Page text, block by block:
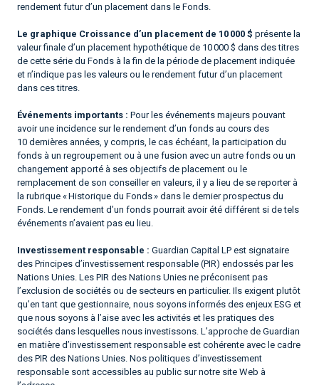
rendement futur d’un placement dans le Fonds.
Le graphique Croissance d’un placement de 10 000 $ présente la
valeur finale d’un placement hypothétique de 10 000 $ dans des titres
de cette série du Fonds à la fin de la période de placement indiquée
et n’indique pas les valeurs ou le rendement futur d’un placement
dans ces titres.
Événements importants : Pour les événements majeurs pouvant
avoir une incidence sur le rendement d’un fonds au cours des
10 dernières années, y compris, le cas échéant, la participation du
fonds à un regroupement ou à une fusion avec un autre fonds ou un
changement apporté à ses objectifs de placement ou le
remplacement de son conseiller en valeurs, il y a lieu de se reporter à
la rubrique « Historique du Fonds » dans le dernier prospectus du
Fonds. Le rendement d’un fonds pourrait avoir été différent si de tels
événements n’avaient pas eu lieu.
Investissement responsable : Guardian Capital LP est signataire
des Principes d’investissement responsable (PIR) endossés par les
Nations Unies. Les PIR des Nations Unies ne préconisent pas
l’exclusion de sociétés ou de secteurs en particulier. Ils exigent plutôt
qu’en tant que gestionnaire, nous soyons informés des enjeux ESG et
que nous soyons à l’aise avec les activités et les pratiques des
sociétés dans lesquelles nous investissons. L’approche de Guardian
en matière d’investissement responsable est cohérente avec le cadre
des PIR des Nations Unies. Nos politiques d’investissement
responsable sont accessibles au public sur notre site Web à